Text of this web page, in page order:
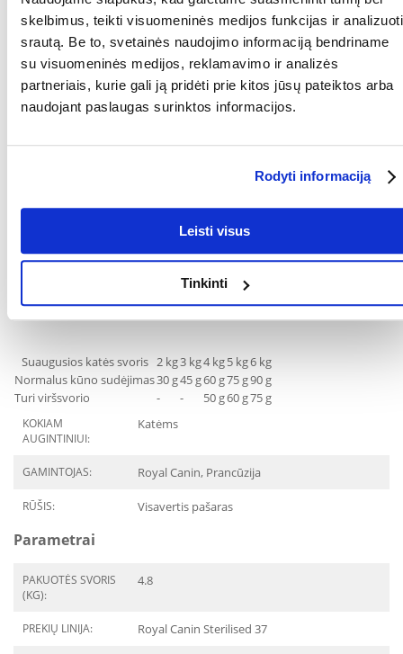
skelbimus, teikti visuomeninės medijos funkcijas ir analizuoti
srautą. Be to, svetainės naudojimo informaciją bendriname
su visuomeninės medijos, reklamavimo ir analizės
partneriais, kurie gali ją pridėti prie kitos jūsų pateiktos arba
naudojant paslaugas surinktos informacijos.
Rodyti informaciją
Leisti visus
Tinkinti
(3b502, 3b504): 40 mg, cinkas (3b603, 3b605, 3b606): 94 mg, selenas
(3b801, 3b811, 3b812): 0,05 mg
Technologiniai priedai: nuosėdinės kilmės klinoptilolitas: 10 g
Zootechniniai priedai: amonio chloridas: 5 g
Žali baltymai: Žalioji ląsteliena: 37,0 %, žalioji ląsteliena: Žalias aliejus ir
Rekomenduojama dienos norma:
Rekomenduojamos šėrimo normos (g/dienai):
vandens.
Suaugusios katės svoris 2 kg3 kg4 kg5 kg6 kg
Normalus kūno sudėjimas30 g45 g60 g75 g90 g
Turi viršsvorio
- - 50 g60 g75 g
KOKIAM
AUGINTINIUI:
Katėms
GAMINTOJAS: Royal Canin, Prancūzija
RŪŠIS: Visavertis pašaras
Parametrai
PAKUOTĖS SVORIS
(KG):
4.8
PREKIŲ LINIJA: Royal Canin Sterilised 37